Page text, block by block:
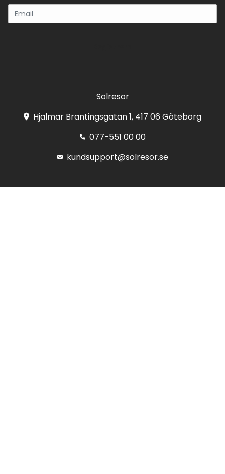
Solresor
Hjalmar Brantingsgatan 1, 417 06 Göteborg
077-551 00 00
kundsupport@solresor.se